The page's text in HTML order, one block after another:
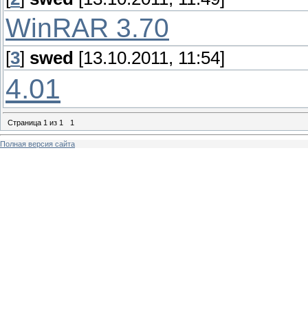
WinRAR 3.70
[3] swed [13.10.2011, 11:54]
4.01
Страница 1 из 1 1
Полная версия сайта